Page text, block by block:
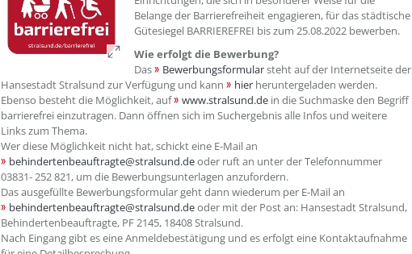
Belange der Barrierefreiheit engagieren, für das städtische
Gütesiegel BARRIEREFREI bis zum 25.08.2022 bewerben.
Wie erfolgt die Bewerbung?
Das
Bewerbungsformularsteht auf der Internetseite der
Hansestadt Stralsund zur Verfügung und kann
hier heruntergeladen werden.
Ebenso besteht die Möglichkeit, auf
www.stralsund.de in die Suchmaske den Begriff
barrierefrei einzutragen. Dann öffnen sich im Suchergebnis alle Infos und weitere
Links zum Thema.
Wer diese Möglichkeit nicht hat, schickt eine E-Mail an
behindertenbeauftragte@stralsund.deoder ruft an unter der Telefonnummer
03831- 252 821, um die Bewerbungsunterlagen anzufordern.
Das ausgefüllte Bewerbungsformular geht dann wiederum per E-Mail an
behindertenbeauftragte@stralsund.deoder mit der Post an: Hansestadt Stralsund,
Behindertenbeauftragte, PF 2145, 18408 Stralsund.
Nach Eingang gibt es eine Anmeldebestätigung und es erfolgt eine Kontaktaufnahme